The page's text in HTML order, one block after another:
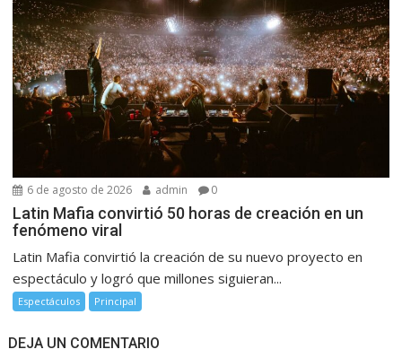
6 de agosto de 2026 admin 0
Latin Mafia convirtió 50 horas de creación en un
fenómeno viral
Latin Mafia convirtió la creación de su nuevo proyecto en
espectáculo y logró que millones siguieran...
Espectáculos Principal
DEJA UN COMENTARIO